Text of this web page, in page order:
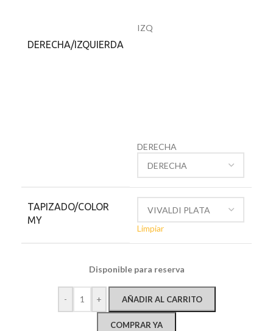
DERECHA/IZQUIERDA
IZQ
DERECHA
TAPIZADO/COLOR
MY
Limpiar
Disponible para reserva
- + AÑADIR AL CARRITO
COMPRAR YA